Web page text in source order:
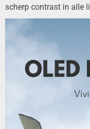
scherp contrast in alle